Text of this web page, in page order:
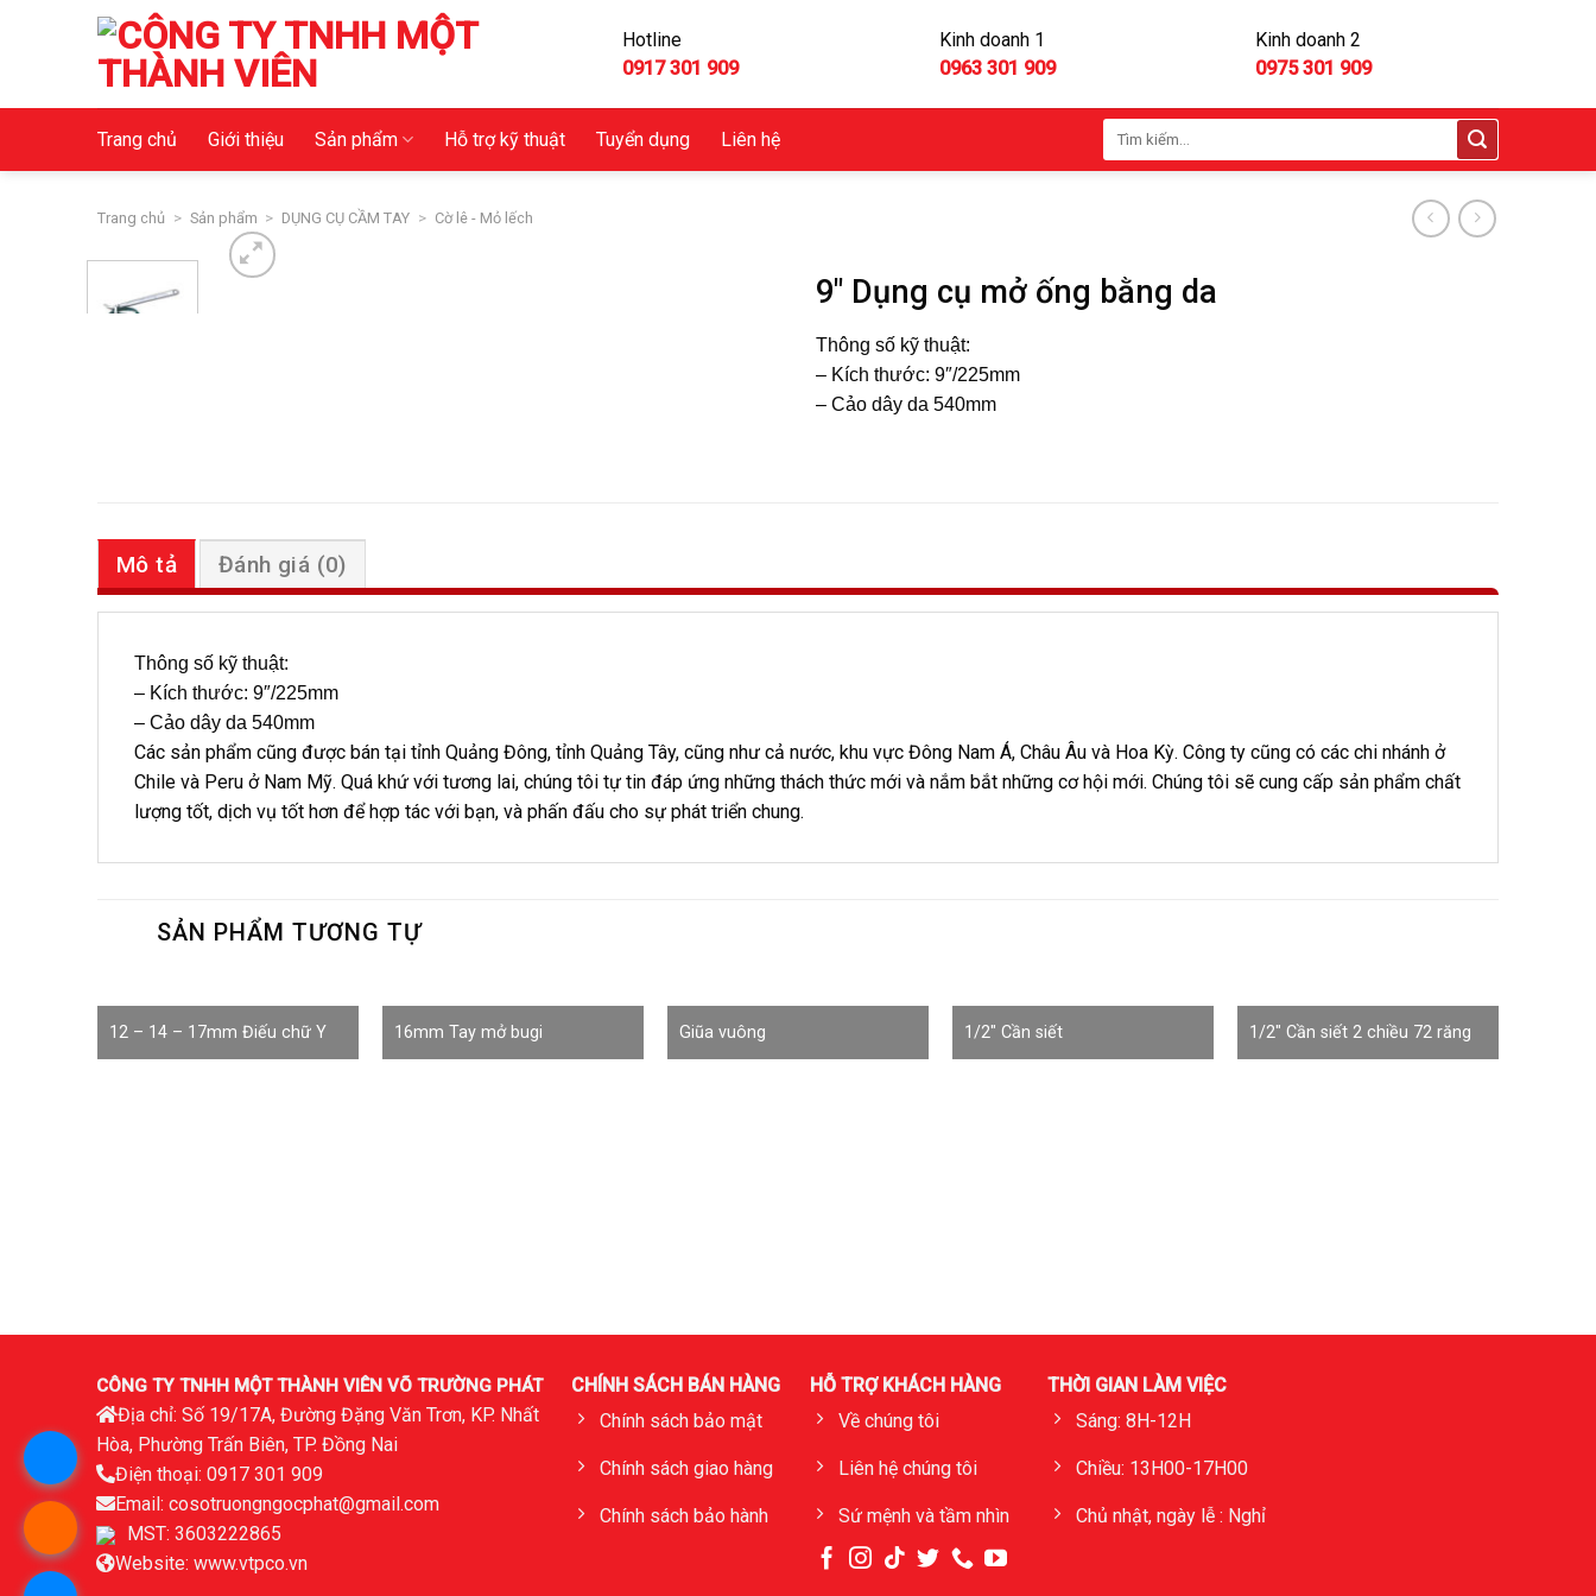
Hotline
0917 301 909
Kinh doanh 1
0963 301 909
Kinh doanh 2
0975 301 909
Trang chủ Giới thiệu Sản phẩm Hỗ trợ kỹ thuật Tuyển dụng Liên hệ
Tìm
Trang chủ > Sản phẩm > DỤNG CỤ CẦM TAY > Cờ lê - Mỏ lếch
9″ Dụng cụ mở ống bằng da
Thông số kỹ thuật:
– Kích thước: 9″/225mm
– Cảo dây da 540mm
Mô tả Đánh giá (0)
Thông số kỹ thuật:
– Kích thước: 9″/225mm
– Cảo dây da 540mm
Các sản phẩm cũng được bán tại tỉnh Quảng Đông, tỉnh Quảng Tây, cũng như cả nước, khu vực Đông Nam Á, Châu Âu và Hoa Kỳ. Công ty cũng có các chi nhánh ở
Chile và Peru ở Nam Mỹ. Quá khứ với tương lai, chúng tôi tự tin đáp ứng những thách thức mới và nắm bắt những cơ hội mới. Chúng tôi sẽ cung cấp sản phẩm chất
lượng tốt, dịch vụ tốt hơn để hợp tác với bạn, và phấn đấu cho sự phát triển chung.
SẢN PHẨM TƯƠNG TỰ
12 – 14 – 17mm Điếu chữ Y 16mm Tay mở bugi Giũa vuông 1/2″ Cần siết 1/2″ Cần siết 2 chiều 72 răng
CÔNG TY TNHH MỘT THÀNH VIÊN VÕ TRƯỜNG PHÁT
Địa chỉ: Số 19/17A, Đường Đặng Văn Trơn, KP. Nhất
Hòa, Phường Trấn Biên, TP. Đồng Nai
Điện thoại: 0917 301 909
Email: cosotruongngocphat@gmail.com
MST: 3603222865
Website: www.vtpco.vn
CHÍNH SÁCH BÁN HÀNG
Chính sách bảo mật
Chính sách giao hàng
Chính sách bảo hành
HỖ TRỢ KHÁCH HÀNG
Về chúng tôi
Liên hệ chúng tôi
Sứ mệnh và tầm nhìn
THỜI GIAN LÀM VIỆC
Sáng: 8H-12H
Chiều: 13H00-17H00
Chủ nhật, ngày lễ : Nghỉ